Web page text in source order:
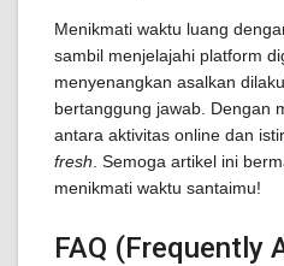
Menikmati waktu luang
sambil menjelajahi platform
menyenangkan asalkan
bertanggung jawab. Dengan
antara aktivitas online dan
fresh . Semoga artikel ini
menikmati waktu santaimu!
FAQ (Frequently